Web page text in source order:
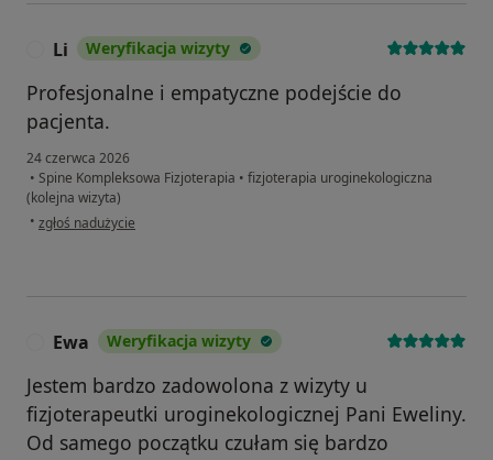
Li Weryfikacja wizyty
Profesjonalne i empatyczne podejście do
pacjenta.
24 czerwca 2026
• Spine Kompleksowa Fizjoterapia • fizjoterapia uroginekologiczna
(kolejna wizyta)
• w opinii użytkownika Li
zgłoś nadużycie
Ewa Weryfikacja wizyty
Jestem bardzo zadowolona z wizyty u
fizjoterapeutki uroginekologicznej Pani Eweliny.
Od samego początku czułam się bardzo